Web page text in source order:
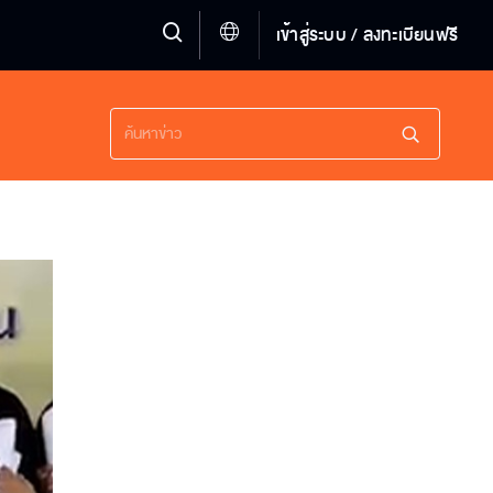
เข้าสู่ระบบ / ลงทะเบียนฟรี